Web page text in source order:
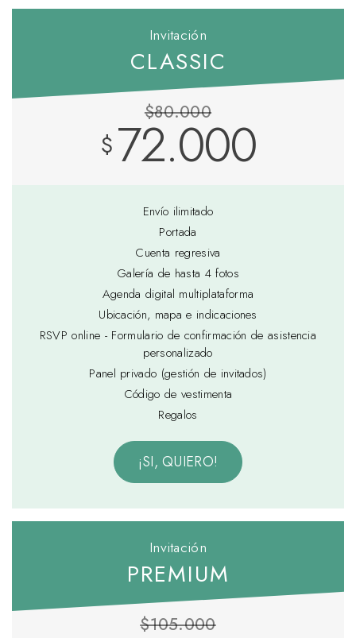
Invitación
CLASSIC
$80.000
$72.000
Envío ilimitado
Portada
Cuenta regresiva
Galería de hasta 4 fotos
Agenda digital multiplataforma
Ubicación, mapa e indicaciones
RSVP online - Formulario de confirmación de asistencia
personalizado
Panel privado (gestión de invitados)
Código de vestimenta
Regalos
¡SI, QUIERO!
Invitación
PREMIUM
$105.000